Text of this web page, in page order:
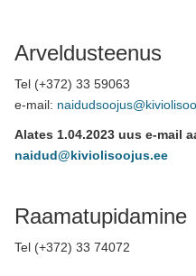
Arveldusteenus
Tel (+372) 33 59063
e-mail:
Alates 1.04.2023 uus e-mail
naidud@kiviolisoojus.ee
Raamatupidamine
Tel (+372) 33 74072